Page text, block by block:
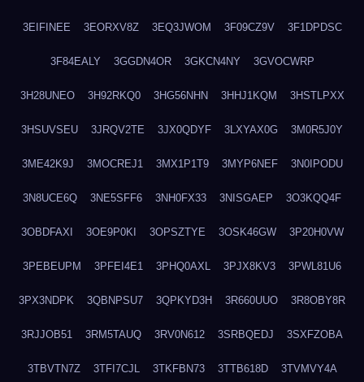
3EIFINEE 3EORXV8Z 3EQ3JWOM 3F09CZ9V 3F1DPDSC
3F84EALY 3GGDN4OR 3GKCN4NY 3GVOCWRP
3H28UNEO 3H92RKQ0 3HG56NHN 3HHJ1KQM 3HSTLPXX
3HSUVSEU 3JRQV2TE 3JX0QDYF 3LXYAX0G 3M0R5J0Y
3ME42K9J 3MOCREJ1 3MX1P1T9 3MYP6NEF 3N0IPODU
3N8UCE6Q 3NE5SFF6 3NH0FX33 3NISGAEP 3O3KQQ4F
3OBDFAXI 3OE9P0KI 3OPSZTYE 3OSK46GW 3P20H0VW
3PEBEUPM 3PFEI4E1 3PHQ0AXL 3PJX8KV3 3PWL81U6
3PX3NDPK 3QBNPSU7 3QPKYD3H 3R660UUO 3R8OBY8R
3RJJOB51 3RM5TAUQ 3RV0N612 3SRBQEDJ 3SXFZOBA
3TBVTN7Z 3TFI7CJL 3TKFBN73 3TTB618D 3TVMVY4A